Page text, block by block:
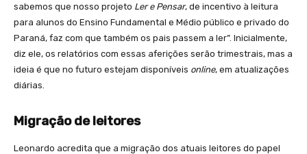
sabemos que nosso projeto Ler e Pensar, de incentivo à leitura
para alunos do Ensino Fundamental e Médio público e privado do
Paraná, faz com que também os pais passem a ler”. Inicialmente,
diz ele, os relatórios com essas aferições serão trimestrais, mas a
ideia é que no futuro estejam disponíveis online, em atualizações
diárias.
Migração de leitores
Leonardo acredita que a migração dos atuais leitores do papel